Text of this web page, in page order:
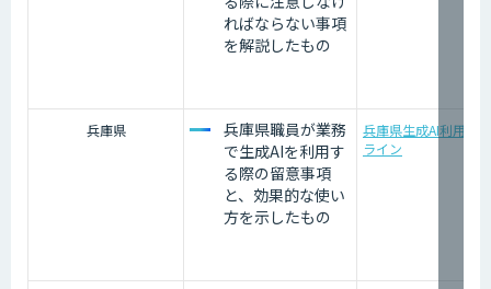
ればならない事項
を解説したもの
兵庫県
兵庫県職員が業務
で生成AIを利用す
る際の留意事項
と、効果的な使い
方を示したもの
兵庫県生成AI利用ガ
ライン